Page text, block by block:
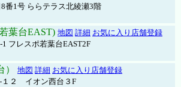
番1号 ららテラス北綾瀬3階
葉台EAST) 地図 詳細 お気に入り店舗登録
フレスポ若葉台EAST2F
） 地図 詳細 お気に入り店舗登録
１２ イオン西台３F